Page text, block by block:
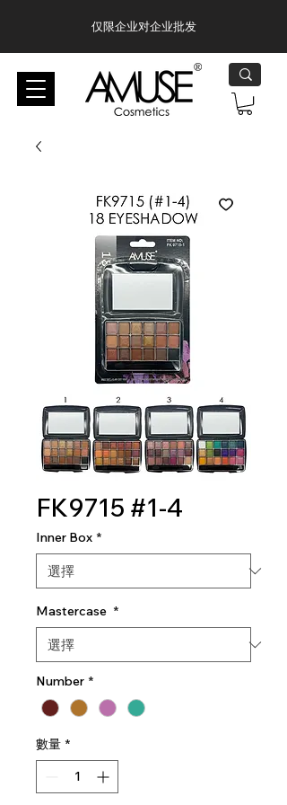
仅限企业对企业批发
FK9715 #1-4
Inner Box *
Mastercase *
Number *
數量 *